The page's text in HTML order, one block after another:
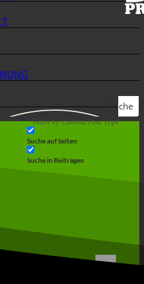
Suche
Filter by Custom Post Type
Suche auf Seiten
Suche in Beiträgen
Suche